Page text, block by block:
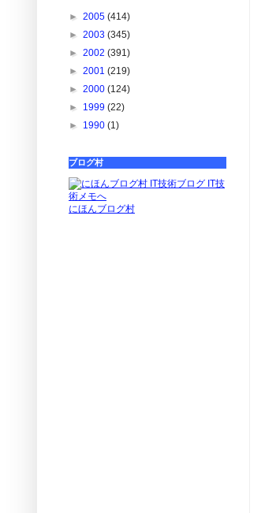
► 2005 (414)
► 2003 (345)
► 2002 (391)
► 2001 (219)
► 2000 (124)
► 1999 (22)
► 1990 (1)
ブログ村
にほんブログ村